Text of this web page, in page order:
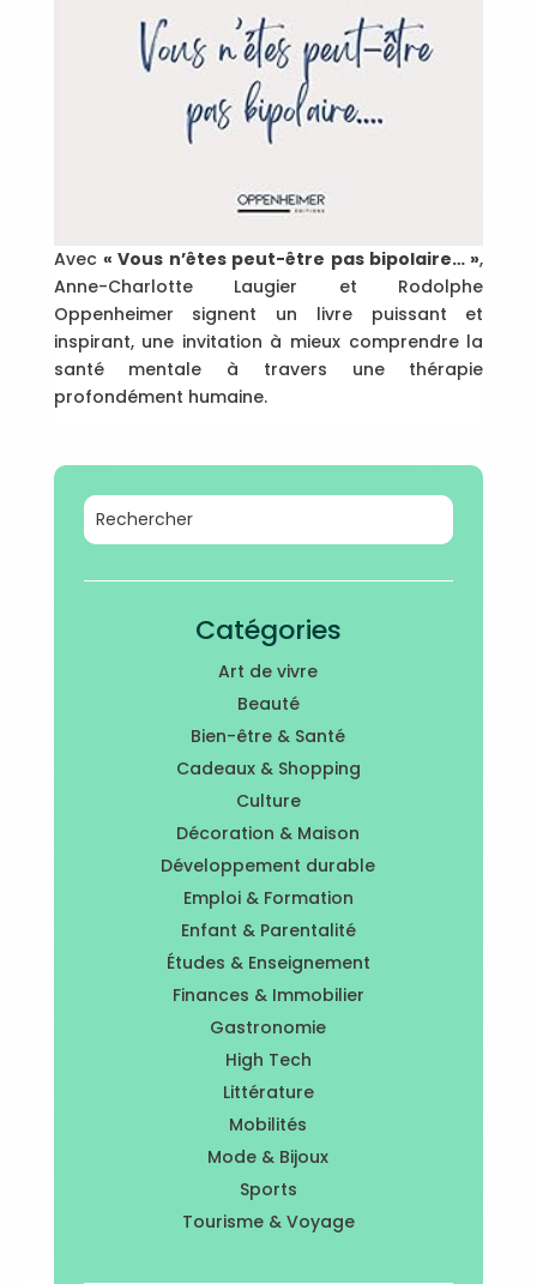
Avec« Vous n’êtes peut-être pas bipolaire… »,
Anne-Charlotte Laugier et Rodolphe
Oppenheimer signent un livre puissant et
inspirant, une invitation à mieux comprendre la
santé mentale à travers une thérapie
profondément humaine.
Catégories
Art de vivre
Beauté
Bien-être & Santé
Cadeaux & Shopping
Culture
Décoration & Maison
Développement durable
Emploi & Formation
Enfant & Parentalité
Études & Enseignement
Finances & Immobilier
Gastronomie
High Tech
Littérature
Mobilités
Mode & Bijoux
Sports
Tourisme & Voyage